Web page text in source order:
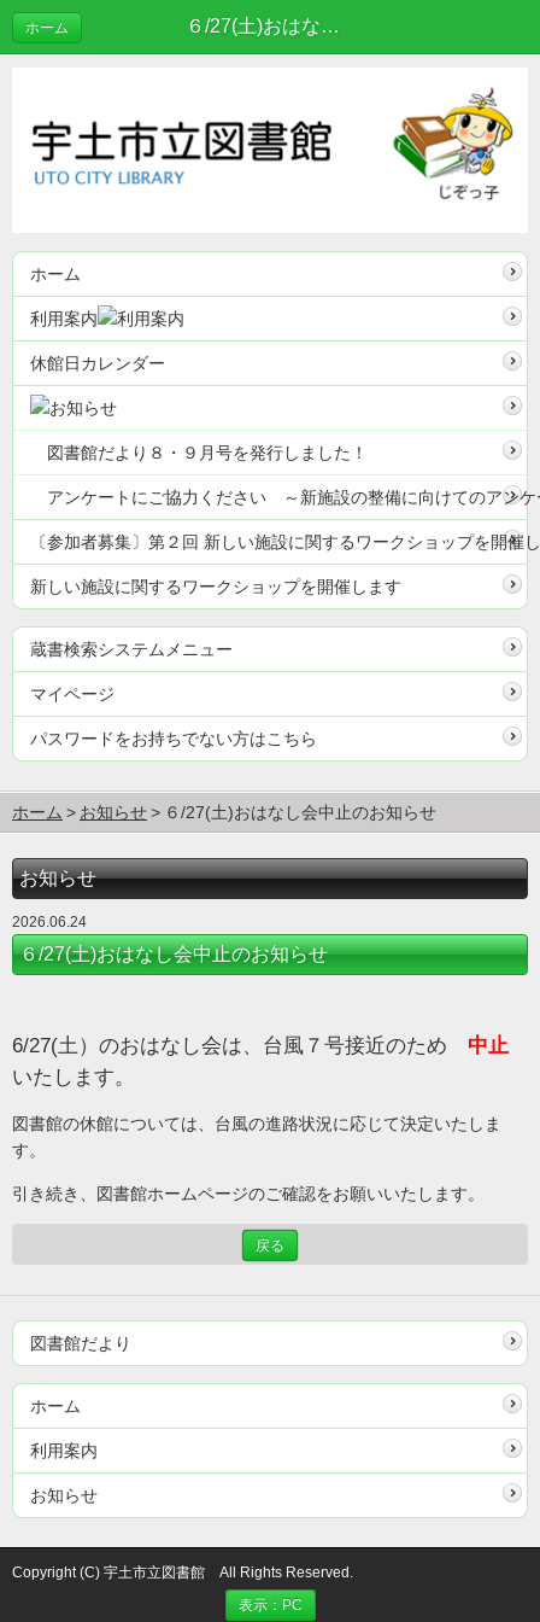
６/27(土)おはなし会中止のお知らせ | お知らせ
ホーム
ホーム
利用案内
休館日カレンダー
図書館だより８・９月号を発行しました！
アンケートにご協力ください ～新施設の整備に向けてのアンケ
〔参加者募集〕第２回 新しい施設に関するワークショップを開催
新しい施設に関するワークショップを開催します
蔵書検索システムメニュー
マイページ
パスワードをお持ちでない方はこちら
ホーム お知らせ ６/27(土)おはなし会中止のお知らせ
お知らせ
2026.06.24
６/27(土)おはなし会中止のお知らせ
6/27(土）のおはなし会は、台風７号接近のため 中止
いたします。
図書館の休館については、台風の進路状況に応じて決定いたしま
す。
引き続き、図書館ホームページのご確認をお願いいたします。
戻る
図書館だより
ホーム
利用案内
お知らせ
Copyright (C) 宇土市立図書館 All Rights Reserved.
表示：PC